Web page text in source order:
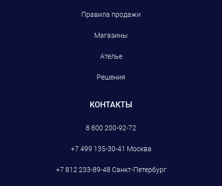
Правила продажи
Магазины
Ателье
Решения
КОНТАКТЫ
8 800 200-92-72
+7 499 135-30-41 Москва
+7 812 233-89-48 Санкт-Петербург